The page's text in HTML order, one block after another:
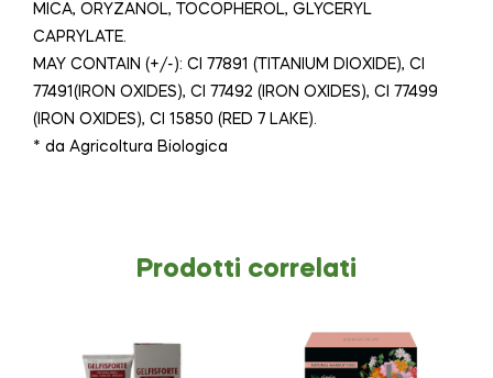
MICA, ORYZANOL, TOCOPHEROL, GLYCERYL
CAPRYLATE.
MAY CONTAIN (+/-): CI 77891 (TITANIUM DIOXIDE), CI
77491(IRON OXIDES), CI 77492 (IRON OXIDES), CI 77499
(IRON OXIDES), CI 15850 (RED 7 LAKE).
* da Agricoltura Biologica
Prodotti correlati